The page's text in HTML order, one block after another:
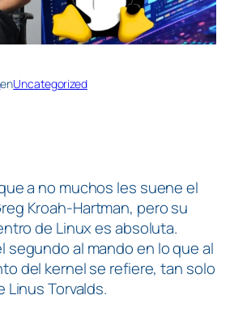
enUncategorized
a no muchos les suene el
Kroah-Hartman, pero su
de Linux es absoluta.
segundo al mando en lo que al
del kernel se refiere, tan solo
Linus Torvalds.